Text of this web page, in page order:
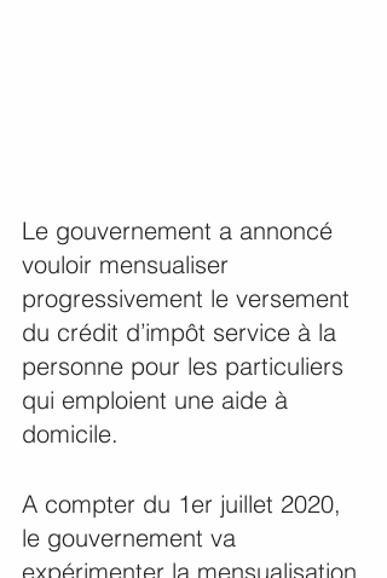
Le gouvernement a annoncé
vouloir mensualiser
progressivement le versement
du crédit d’impôt service à la
personne pour les particuliers
qui emploient une aide à
domicile.
A compter du 1er juillet 2020,
le gouvernement va
expérimenter la mensualisation